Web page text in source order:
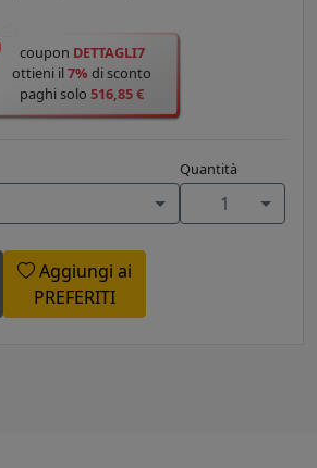
coupon DETTAGLI7
ottieni il7% di sconto
paghi solo 516,85 €
Quantità
1
Aggiungi ai
PREFERITI